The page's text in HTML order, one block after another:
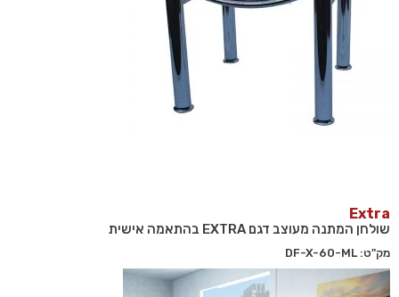
Extra
שולחן המתנה מעוצב דגם EXTRA בהתאמה אישית
מק"ט: DF-X-60-ML